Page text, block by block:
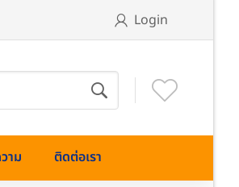
Login
าม ติดต่อเรา